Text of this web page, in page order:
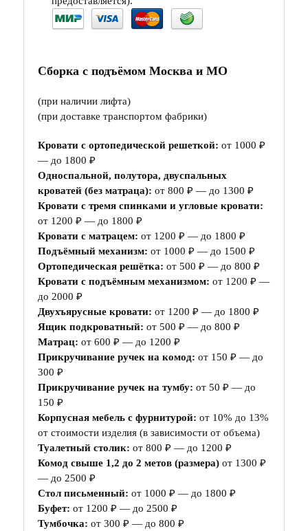
Сборка с подъёмом Москва и МО
(при наличии лифта)
(при доставке транспортом фабрики)
Кровати с ортопедической решеткой: от 1000 ₽
— до 1800 ₽
Односпальной, полутора, двуспальных
кроватей (без матраца): от 800 ₽ — до 1300 ₽
Кровати с тремя спинками и угловые кровати:
от 1200 ₽ — до 1800 ₽
Кровати с матрацем: от 1200 ₽ — до 1800 ₽
Подъёмный механизм: от 1000 ₽ — до 1500 ₽
Ортопедическая решётка: от 500 ₽ — до 800 ₽
Кровати с подъёмным механизмом: от 1200 ₽ —
до 2000 ₽
Двухъярусные кровати: от 1200 ₽ — до 1800 ₽
Ящик подкроватный: от 500 ₽ — до 800 ₽
Матрац: от 600 ₽ — до 1200 ₽
Прикручивание ручек на комод: от 150 ₽ — до
300 ₽
Прикручивание ручек на тумбу: от 50 ₽ — до
150 ₽
Корпусная мебель с фурнитурой: от 10% до 13%
от стоимости изделия (в зависимости от объема)
Туалетный столик: от 800 ₽ — до 1200 ₽
Комод свыше 1,2 до 2 метов (размера) от 1300 ₽
— до 2500 ₽
Стол письменный: от 1000 ₽ — до 1800 ₽
Буфет: от 1200 ₽ — до 2500 ₽
Тумбочка: от 300 ₽ — до 800 ₽